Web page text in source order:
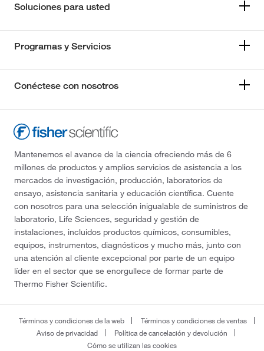
Soluciones para usted
Programas y Servicios
Conéctese con nosotros
Mantenemos el avance de la ciencia ofreciendo más de 6
millones de productos y amplios servicios de asistencia a los
mercados de investigación, producción, laboratorios de
ensayo, asistencia sanitaria y educación científica. Cuente
con nosotros para una selección inigualable de suministros de
laboratorio, Life Sciences, seguridad y gestión de
instalaciones, incluidos productos químicos, consumibles,
equipos, instrumentos, diagnósticos y mucho más, junto con
una atención al cliente excepcional por parte de un equipo
líder en el sector que se enorgullece de formar parte de
Thermo Fisher Scientific.
Términos y condiciones de la web
Términos y condiciones de ventas
Aviso de privacidad
Política de cancelación y devolución
Cómo se utilizan las cookies